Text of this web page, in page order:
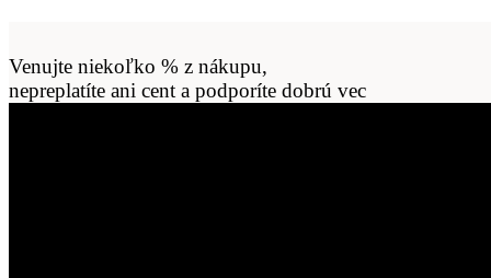
Venujte niekoľko % z nákupu,
nepreplatíte ani cent a podporíte dobrú vec